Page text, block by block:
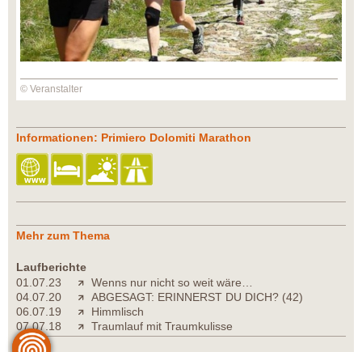
© Veranstalter
Informationen: Primiero Dolomiti Marathon
Mehr zum Thema
Laufberichte
01.07.23
Wenns nur nicht so weit wäre…
04.07.20
ABGESAGT: ERINNERST DU DICH? (42)
06.07.19
Himmlisch
07.07.18
Traumlauf mit Traumkulisse